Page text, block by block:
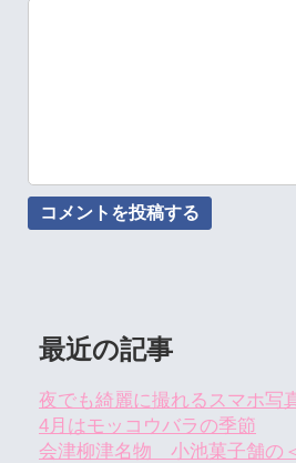
最近の記事
夜でも綺麗に撮れるスマホ写
4月はモッコウバラの季節
会津柳津名物 小池菓子舗の